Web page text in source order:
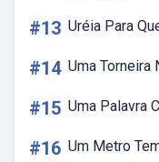
#13 Uréia Para
#14 Uma Torneira
#15 Uma Palavra
#16 Um Metro